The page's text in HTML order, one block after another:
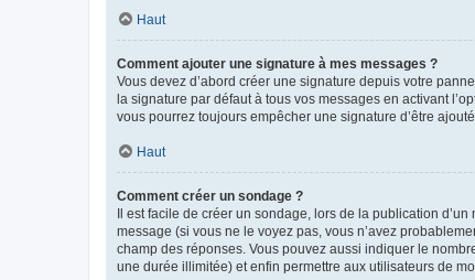
Haut
Comment ajouter une signature à mes messages ?
Vous devez d’abord créer une signature depuis votre
la signature par défaut à tous vos messages en activant
vous pourrez toujours empêcher une signature d’être
Haut
Comment créer un sondage ?
Il est facile de créer un sondage, lors de la publication
message (si vous ne le voyez pas, vous n’avez
champ des réponses. Vous pouvez aussi indiquer le
une durée illimitée) et enfin permettre aux utilisateurs de